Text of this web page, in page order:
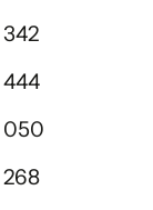
342
444
050
268